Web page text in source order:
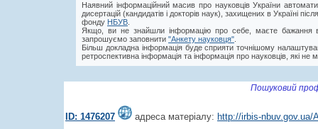
Наявний інформаційний масив про науковців України
дисертацій (кандидатів і докторів наук), захищених в Україні
фонду НБУВ
Якщо, ви не знайшли інформацію про себе, маєте бажання
запрошуємо заповнити "Анкету науковця"
Більш докладна інформація буде сприяти точнішому
ретроспективна інформація та інформація про науковців, які не
Пошуковий
ID: 1476207 адреса матеріалу: http://irbis-nbuv.gov.ua/